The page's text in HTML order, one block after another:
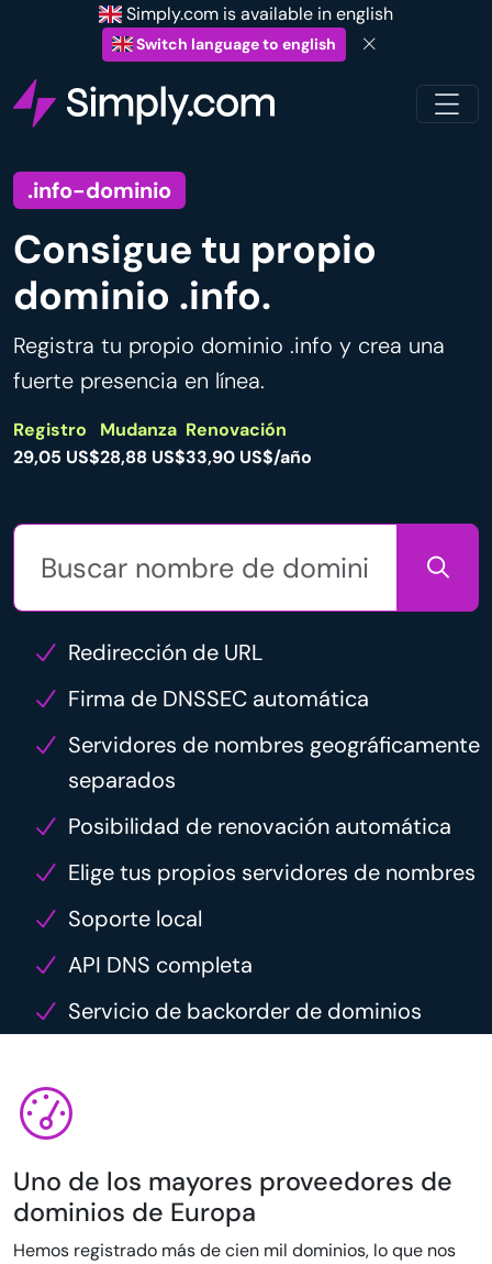
Simply.com is available in english
Switch language to english
.info-dominio
Consigue tu propio
dominio .info.
Registra tu propio dominio .info y crea una
fuerte presencia en línea.
Registro
29,05 US$
Mudanza
28,88 US$
Renovación
33,90 US$/año
Redirección de URL
Firma de DNSSEC automática
Servidores de nombres geográficamente
separados
Posibilidad de renovación automática
Elige tus propios servidores de nombres
Soporte local
API DNS completa
Servicio de backorder de dominios
Uno de los mayores proveedores de
dominios de Europa
Hemos registrado más de cien mil dominios, lo que nos